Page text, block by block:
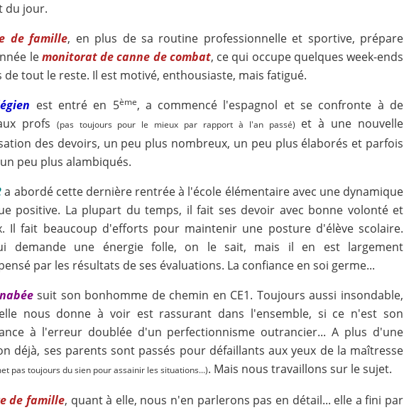
du jour.
de famille, en plus de sa routine professionnelle et sportive, prépare
lemonitorat de canne de combat, ce qui occupe quelques week-ends
de tout le reste. Il est motivé, enthousiaste, mais fatigué.
est entré en 5ème, a commencé l'espagnol et se confronte à de
profs (pas toujours pour le mieux par rapport à l'an passé) et à une nouvelle
des devoirs, un peu plus nombreux, un peu plus élaborés et parfois
peu plus alambiqués.
a abordé cette dernière rentrée à l'école élémentaire avec une dynamique
positive. La plupart du temps, il fait ses devoir avec bonne volonté et
Il fait beaucoup d'efforts pour maintenir une posture d'élève scolaire.
demande une énergie folle, on le sait, mais il en est largement
par les résultats de ses évaluations. La confiance en soi germe...
suit son bonhomme de chemin en CE1. Toujours aussi insondable,
nous donne à voir est rassurant dans l'ensemble, si ce n'est son
à l'erreur doublée d'un perfectionnisme outrancier... A plus d'une
déjà, ses parents sont passés pour défaillants aux yeux de la maîtresse
pas toujours du sien pour assainir les situations...). Mais nous travaillons sur le sujet.
de famille, quant à elle, nous n'en parlerons pas en détail... elle a fini par